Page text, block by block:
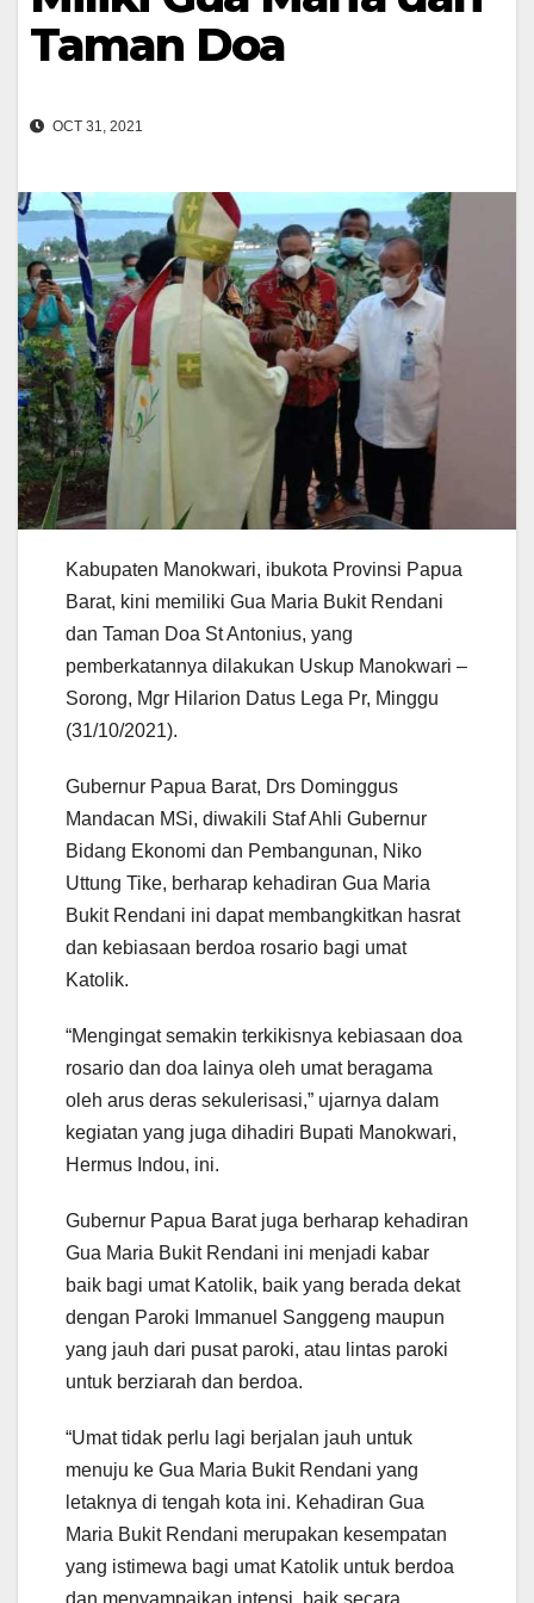
Taman Doa
OCT 31, 2021
Kabupaten Manokwari, ibukota Provinsi Papua
Barat, kini memiliki Gua Maria Bukit Rendani
dan Taman Doa St Antonius, yang
pemberkatannya dilakukan Uskup Manokwari –
Sorong, Mgr Hilarion Datus Lega Pr, Minggu
(31/10/2021).
Gubernur Papua Barat, Drs Dominggus
Mandacan MSi, diwakili Staf Ahli Gubernur
Bidang Ekonomi dan Pembangunan, Niko
Uttung Tike, berharap kehadiran Gua Maria
Bukit Rendani ini dapat membangkitkan hasrat
dan kebiasaan berdoa rosario bagi umat
Katolik.
“Mengingat semakin terkikisnya kebiasaan doa
rosario dan doa lainya oleh umat beragama
oleh arus deras sekulerisasi,” ujarnya dalam
kegiatan yang juga dihadiri Bupati Manokwari,
Hermus Indou, ini.
Gubernur Papua Barat juga berharap kehadiran
Gua Maria Bukit Rendani ini menjadi kabar
baik bagi umat Katolik, baik yang berada dekat
dengan Paroki Immanuel Sanggeng maupun
yang jauh dari pusat paroki, atau lintas paroki
untuk berziarah dan berdoa.
“Umat tidak perlu lagi berjalan jauh untuk
menuju ke Gua Maria Bukit Rendani yang
letaknya di tengah kota ini. Kehadiran Gua
Maria Bukit Rendani merupakan kesempatan
yang istimewa bagi umat Katolik untuk berdoa